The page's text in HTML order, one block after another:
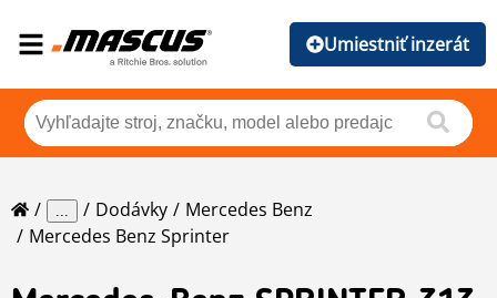
Umiestniť inzerát
... Dodávky
Mercedes Benz
Mercedes Benz Sprinter